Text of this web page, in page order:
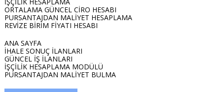
Streç ihtiyacı olan varsa 140 adet var,
uyguna vericem.
ORTALAMA GÜNCEL CİRO HESABI
PURSANTAJDAN MALİYET HESAPLAMA
REVİZE BİRİM FİYATI HESABI
ANA SAYFA
İHALE SONUÇ İLANLARI
GÜNCEL İŞ İLANLARI
İŞÇİLİK HESAPLAMA MODÜLÜ
PURSANTAJDAN MALİYET BULMA